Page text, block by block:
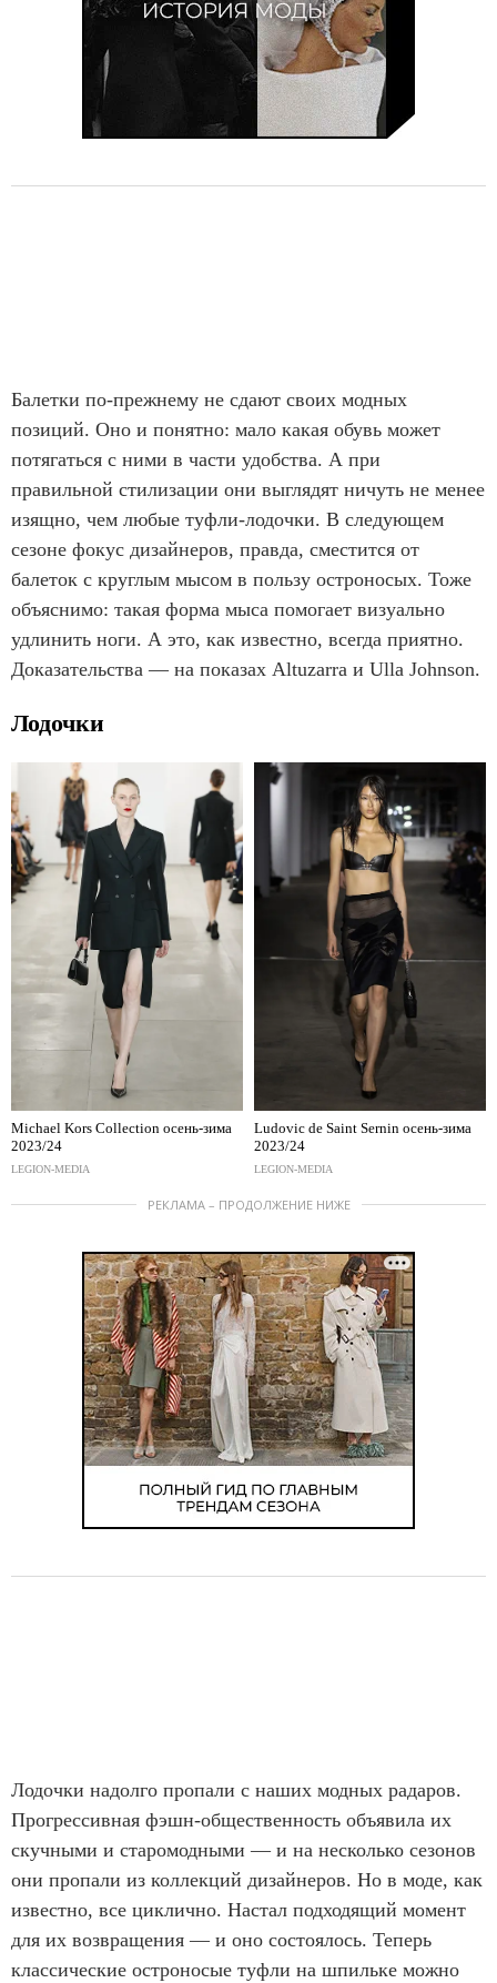
Балетки по-прежнему не сдают своих модных
позиций. Оно и понятно: мало какая обувь может
потягаться с ними в части удобства. А при
правильной стилизации они выглядят ничуть не менее
изящно, чем любые туфли-лодочки. В следующем
сезоне фокус дизайнеров, правда, сместится от
балеток с круглым мысом в пользу остроносых. Тоже
объяснимо: такая форма мыса помогает визуально
удлинить ноги. А это, как известно, всегда приятно.
Доказательства — на показах Altuzarra и Ulla Johnson.
Лодочки
Michael Kors Collection осень-зима
2023/24
LEGION-MEDIA
Ludovic de Saint Sernin осень-зима
2023/24
LEGION-MEDIA
РЕКЛАМА – ПРОДОЛЖЕНИЕ НИЖЕ
Лодочки надолго пропали с наших модных радаров.
Прогрессивная фэшн-общественность объявила их
скучными и старомодными — и на несколько сезонов
они пропали из коллекций дизайнеров. Но в моде, как
известно, все циклично. Настал подходящий момент
для их возвращения — и оно состоялось. Теперь
классические остроносые туфли на шпильке можно